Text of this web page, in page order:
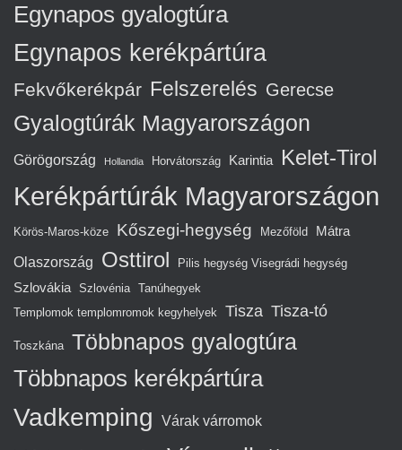
Egynapos gyalogtúra
Egynapos kerékpártúra
Fekvőkerékpár Felszerelés Gerecse
Gyalogtúrák Magyarországon
Görögország Hollandia Horvátország Karintia Kelet-Tirol
Kerékpártúrák Magyarországon
Körös-Maros-köze Kőszegi-hegység Mezőföld Mátra
Olaszország Osttirol Pilis hegység Visegrádi hegység
Szlovákia Szlovénia Tanúhegyek
Templomok templomromok kegyhelyek Tisza Tisza-tó
Toszkána Többnapos gyalogtúra
Többnapos kerékpártúra
Vadkemping Várak várromok